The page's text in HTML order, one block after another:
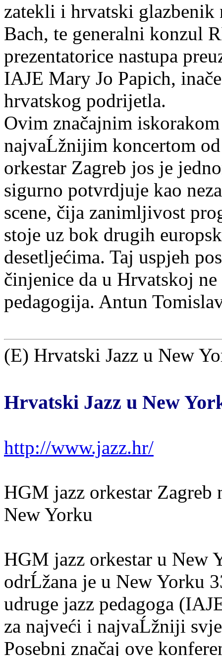
zatekli i hrvatski glazbenik
Bach, te generalni konzul
prezentatorice nastupa
IAJE Mary Jo Papich,
hrvatskog podrijetla.
Ovim značajnim
najvaĹžnijim koncertom
orkestar Zagreb jos je
sigurno potvrdjuje kao
scene, čija zanimljivost
stoje uz bok drugih
desetljećima. Taj uspjeh
činjenice da u Hrvatskoj
pedagogija. Antun
(E) Hrvatski Jazz u New
Hrvatski Jazz u New
http://www.jazz.hr/
HGM jazz orkestar
New Yorku
HGM jazz orkestar u New
odrĹžana je u New Yorku
udruge jazz pedagoga
za najveći i najvaĹžniji
Posebni značaj ove